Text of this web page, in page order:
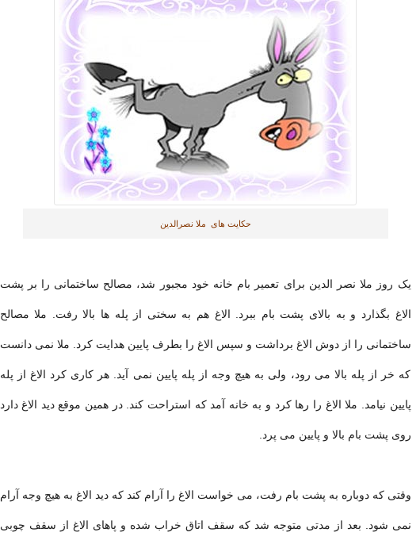
حكایت های ملا نصرالدین
یک روز ملا نصر الدین برای تعمیر بام خانه خود مجبور شد، مصالح ساختمانی را بر پشت
الاغ بگذارد و به بالای پشت بام ببرد. الاغ هم به سختی از پله ها بالا رفت. ملا مصالح
ساختمانی را از دوش الاغ برداشت و سپس الاغ را بطرف پایین هدایت کرد. ملا نمی دانست
که خر از پله بالا می رود، ولی به هیچ وجه از پله پایین نمی آید. هر کاری کرد الاغ از پله
پایین نیامد. ملا الاغ را رها کرد و به خانه آمد که استراحت کند. در همین موقع دید الاغ دارد
روی پشت بام بالا و پایین می پرد.
وقتی که دوباره به پشت بام رفت، می خواست الاغ را آرام کند که دید الاغ به هیچ وجه آرام
نمی شود. بعد از مدتی متوجه شد که سقف اتاق خراب شده و پاهای الاغ از سقف چوبی